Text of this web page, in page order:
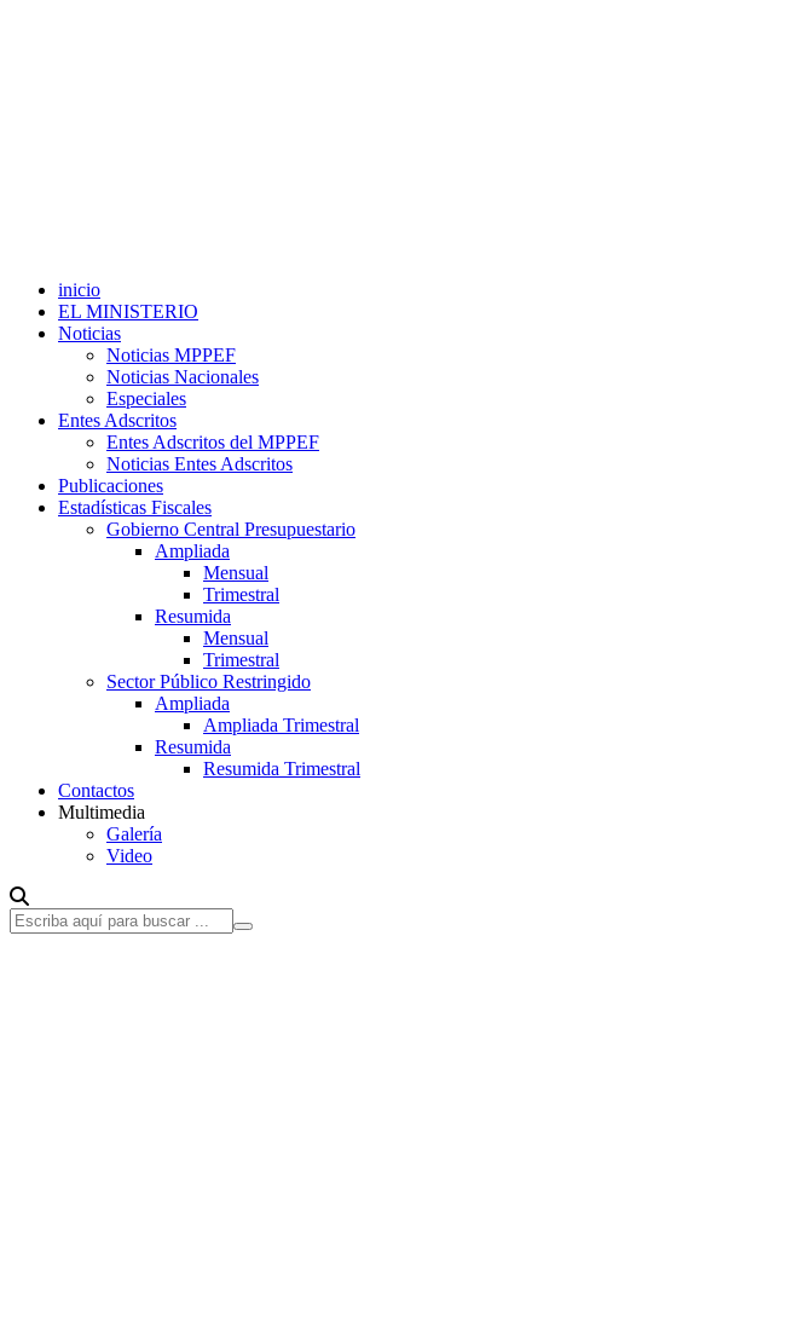
inicio
EL MINISTERIO
Noticias
Noticias MPPEF
Noticias Nacionales
Especiales
Entes Adscritos
Entes Adscritos del MPPEF
Noticias Entes Adscritos
Publicaciones
Estadísticas Fiscales
Gobierno Central Presupuestario
Ampliada
Mensual
Trimestral
Resumida
Mensual
Trimestral
Sector Público Restringido
Ampliada
Ampliada Trimestral
Resumida
Resumida Trimestral
Contactos
Multimedia
Galería
Video